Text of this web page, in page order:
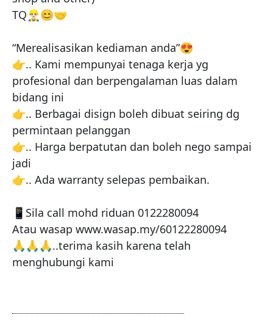
TQ👷🏻‍♂️😊🤝
“Merealisasikan kediaman anda”😍
👉.. Kami mempunyai tenaga kerja yg
profesional dan berpengalaman luas dalam
bidang ini
👉.. Berbagai disign boleh dibuat seiring dg
permintaan pelanggan
👉.. Harga berpatutan dan boleh nego sampai
jadi
👉.. Ada warranty selepas pembaikan.
📱Sila call mohd riduan 0122280094
Atau wasap www.wasap.my/60122280094
🙏🙏🙏..terima kasih karena telah